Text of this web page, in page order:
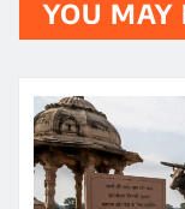
YOU MAY